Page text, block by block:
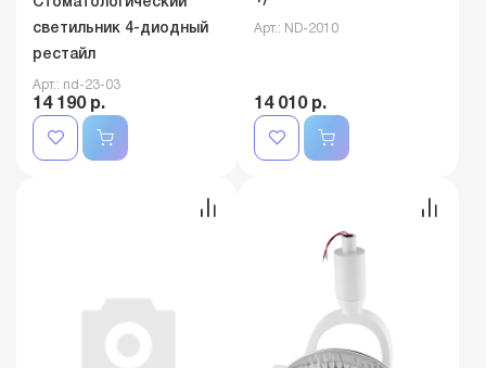
светильник 4-диодный
рестайл
Арт.: nd-23-03
14 190 р.
Арт.: ND-2010
14 010 р.